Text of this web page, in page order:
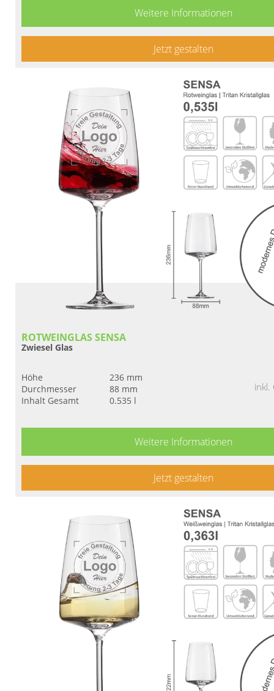
Weitere Informationen
Jetzt gestalten
ROTWEINGLAS SENSA
Zwiesel Glas
Höhe
236 mm
Durchmesser
88 mm
Inhalt Gesamt
0.535 l
inkl.
Weitere Informationen
Jetzt gestalten